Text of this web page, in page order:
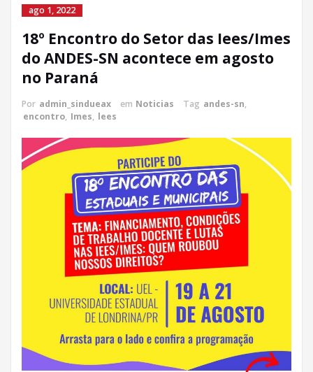
ago 1, 2022
18º Encontro do Setor das Iees/Imes
do ANDES-SN acontece em agosto
no Paraná
Por admin_sindueax em Noticias Tag andes-sn,
encontro, Imes, lees